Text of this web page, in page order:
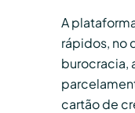
A
rápidos, no
burocracia,
cartão de